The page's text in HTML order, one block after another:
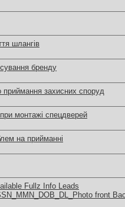
шлангів
бренду
приймання захисних споруд
монтажі спецдверей
на прийманні
Fullz Info Leads
front